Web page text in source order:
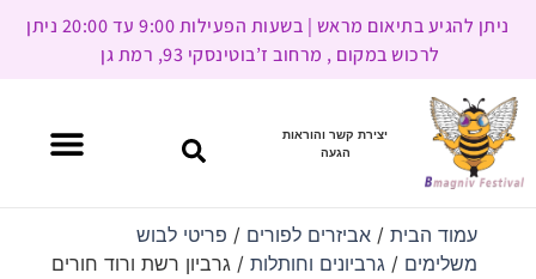
ניתן להגיע בתיאום מראש | בשעות הפעילות 9:00 עד 20:00 ניתן
לרכוש במקום , מרחוב ז’בוטינסקי 93, רמת גן
יצירת קשר והוראות
הגעה
עמוד הבית/ אביזרים לפורים / פריטי לבוש
משלימים / גרביונים וחותלות/ גרביון רשת ורוד חורים